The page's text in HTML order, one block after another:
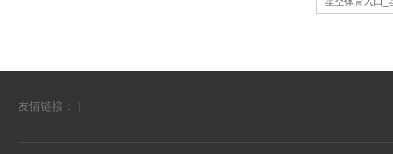
友情链接： |